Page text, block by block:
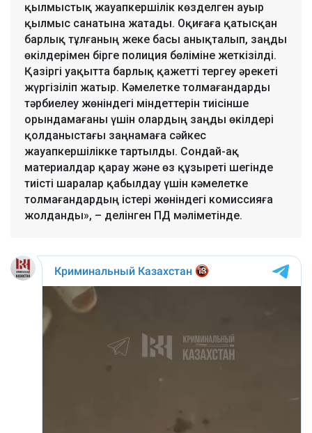
қылмыстық жауапкершілік көзделген ауыр
қылмыс санатына жатады. Оқиғаға қатысқан
барлық тұлғаның жеке басы анықталып, заңды
өкілдерімен бірге полиция бөліміне жеткізілді.
Қазіргі уақытта барлық қажетті тергеу әрекеті
жүргізіліп жатыр. Кәмелетке толмағандарды
тәрбиелеу жөніндегі міндеттерін тиісінше
орындамағаны үшін олардың заңды өкілдері
қолданыстағы заңнамаға сәйкес
жауапкершілікке тартылды. Сондай-ақ
материалдар қарау және өз құзыреті шегінде
тиісті шаралар қабылдау үшін кәмелетке
толмағандардың істері жөніндегі комиссияға
жолданды», – делінген ПД мәліметінде.